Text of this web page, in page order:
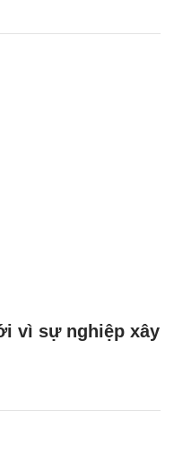
vì sự nghiệp xây